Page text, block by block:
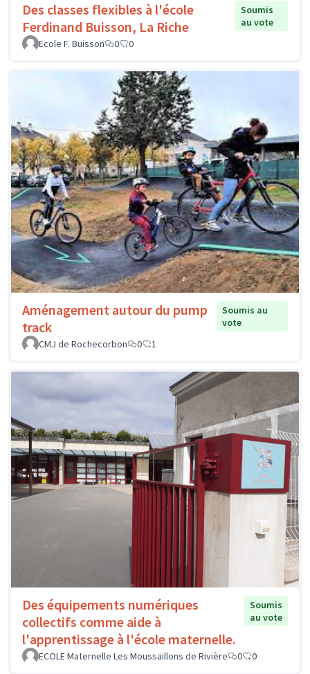
Des classes flexibles à l'école
Ferdinand Buisson, La Riche
Soumis
au vote
Ecole F. Buisson
0 0
Aménagement autour du pump
track
Soumis au
vote
CMJ de Rochecorbon
0 1
Des équipements numériques
collectifs comme aide à
l'apprentissage à l'école maternelle.
Soumis
au vote
ECOLE Maternelle Les Moussaillons de Rivière 0 0